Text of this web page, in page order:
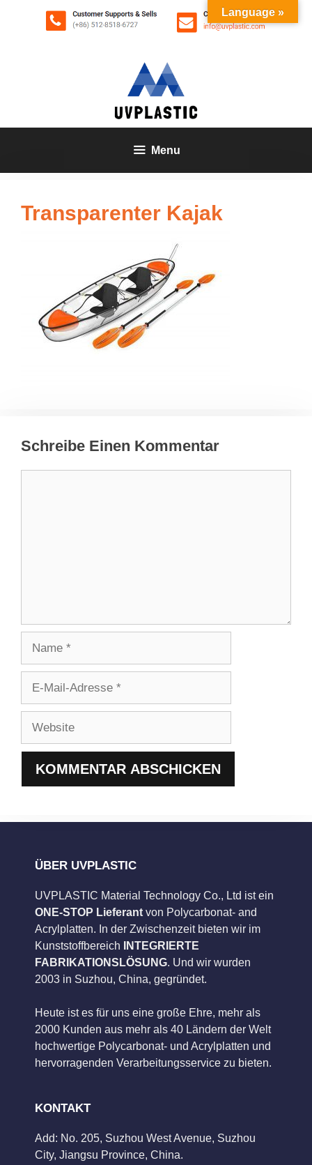
Menu
Transparenter Kajak
Schreibe Einen Kommentar
Adresse
ÜBER UVPLASTIC
UVPLASTIC Material Technology Co., Ltd ist ein
ONE-STOP Lieferant von Polycarbonat- and
Acrylplatten. In der Zwischenzeit bieten wir im
Kunststoffbereich
INTEGRIERTE
FABRIKATIONSLÖSUNG. Und wir wurden
2003 in Suzhou, China, gegründet.
Heute ist es für uns eine große Ehre, mehr als
2000 Kunden aus mehr als 40 Ländern der Welt
hochwertige Polycarbonat- und Acrylplatten und
hervorragenden Verarbeitungsservice zu bieten.
KONTAKT
Add: No. 205, Suzhou West Avenue, Suzhou
City, Jiangsu Province, China.
Language »